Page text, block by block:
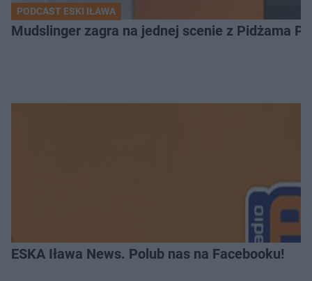
PODCAST ESKI IŁAWA
Mudslinger zagra na jednej scenie z Pidżama
ESKA Iława News. Polub nas na Facebooku!